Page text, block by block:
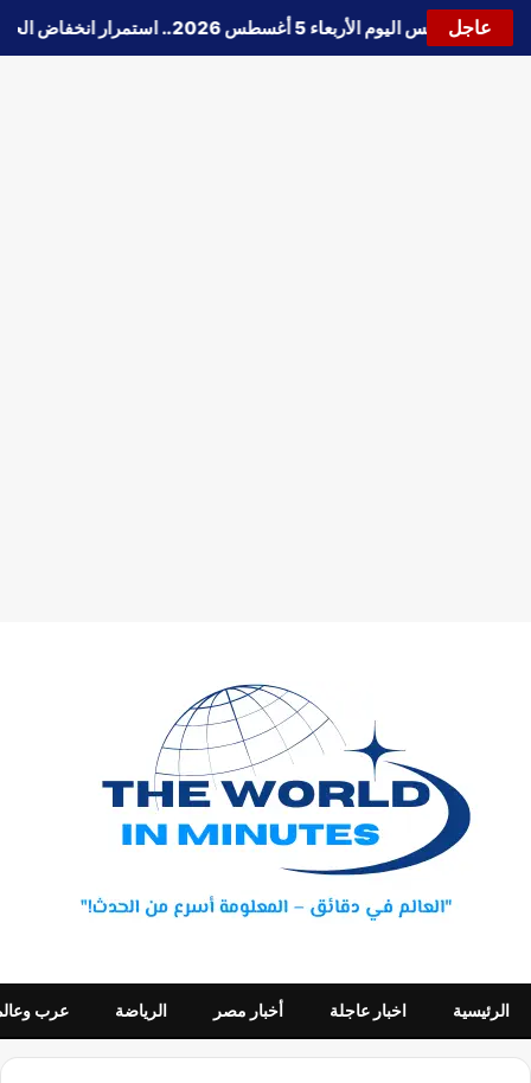
عاجل
🔵حالة الطقس اليوم الأربعاء 5 أغسطس 2026.. استمرار انخفاض الحرارة وتحذيرات من الشبورة واضطراب الملاحة
الرئيسية اخبار عاجلة أخبار مصر الرياضة عرب